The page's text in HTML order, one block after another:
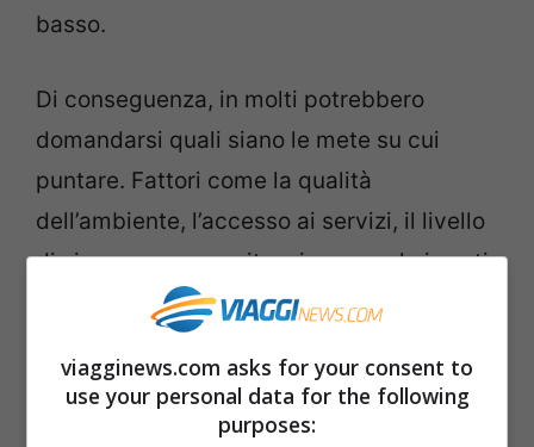
basso.
Di conseguenza, in molti potrebbero
domandarsi quali siano le mete su cui
puntare. Fattori come la qualità
dell’ambiente, l’accesso ai servizi, il livello
di sicurezza percepita e in generale i costi
di vita sono sicuramente centrali per poter
c’è un posto in grado di soddisfare tutte
queste prerogative.
viagginews.com asks for your consent to
use your personal data for the following
purposes: